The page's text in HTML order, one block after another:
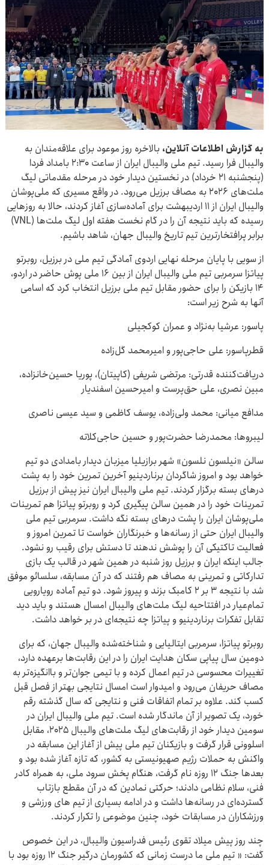
به گزارش اطلاعات آنلاین، بالاخره روز موعود برای علاقه‌مندان به
والیبال فرا رسید. تیم ملی والیبال ایران از ساعت ۲:۳۰ بامداد فردا
(پنجشنبه ۲۱ خرداد) در نخستین دیدار خود در مرحله مقدماتی لیگ
ملت‌های ۲۰۲۶ به مصاف برزیل می‌رود. در واقع مسیری که ملی‌پوشان
والیبال ایران از ۱۱ اردیبهشت برای آماده‌سازی آغاز کردند، حالا به روزهایی
رسیده که باید نتیجه آن را در گام نخست هفته اول لیگ ملت‌ها (VNL)
برابر پرافتخارترین تیم تاریخ والیبال جهان، شاهد باشیم.
از سویی با پایان مرحله نهایی اردوی آمادگی تیم ملی در برزیل، روبرتو
پیاتزا سرمربی تیم ملی والیبال ایران از بین ۱۶ ملی پوش حاضر در اردو،
۱۴ بازیکن را برای حضور مقابل تیم ملی برزیل انتخاب کرد که اسامی
آنها به شرح زیر است:
پاسور: عرشیا به‌نژاد و عمران کوکجیلی
قطرپاسور: علی حاجی‌پور و امیرمحمد گل‌زاده
دریافت‌کننده قدرتی: مرتضی شریفی (کاپیتان)، پوریا حسین‌خانزاده،
مبین نصری، علی حق‌پرست و امیرحسین اسفندیار
مدافع میانی: محمد ولی‌زاده، یوسف کاظمی و سید عیسی ناصری
لیبروها: محمدرضا حضرت‌پور و حسین حاجی‌کلاته
سالن «نیلسون نلسون» شهر برازیلیا میزبان دیدار بامدادی دو تیم
خواهد بود و امروز شاگردان برناردینیو آخرین تمرین خود را به پشت
درهای بسته برگزار کردند. تیم ملی والیبال ایران نیز پیش از برزیل
تمرینات خود را در همین سالن پیگیری کرد و روبرتو پیاتزا هم تمرینات
ملی‌پوشان ایران را پشت درهای بسته نگه داشت. سرمربی تیم ملی
والیبال ایران حتی از رسانه‌ها و خبرنگاران خواست تا تمرین امروز و
فعالیت تاکتیکی آن را پوشش ندهند تا دستش برای رقیب رو نشود.
جالب اینکه ایران و برزیل روز شنبه در همین شهر در قالب یک بازی
تدارکاتی و تمرینی به مصاف هم رفتند که در آن مسابقه، سلسائو موفق
شد با نتیجه ۳ بر ۲ کامبک بزند و پیروز شود. دو تیم آماده رویارویی
تمام‌عیار در افتتاحیه لیگ ملت‌های والیبال امسال هستند و باید دید
تقابل تفکرات برناردینیو و پیاتزا چه نتیجه‌ای در بر خواهد داشت.
روبرتو پیاتزا، سرمربی ایتالیایی و شناخته‌شده والیبال جهان، که برای
دومین سال پیاپی سکان هدایت ایران را در این رقابت‌ها برعهده دارد،
تغییرات محسوسی در تیم اعمال کرده و با تیمی جوان‌تر و باانگیزه‌تر به
مصاف حریفان می‌رود و امیدوار است امسال نتایجی بهتر از فصل قبل
کسب کند. علاوه بر تمام اتفاقات فنی و نتایجی که سال گذشته رقم
خورد، یک تصویر از آن ماندگار شده است. تیم ملی والیبال ایران در
سومین دیدار خود از رقابت‌های لیگ ملت‌های والیبال ۲۰۲۵، مقابل
اسلوونی قرار گرفت و بازیکنان تیم ملی پیش از آغاز این مسابقه در
واکنش به حملات رژیم صهیونیستی به کشور، که تازه آغاز شده بود و
بعدها جنگ ۱۲ روزه نام گرفت، هنگام پخش سرود ملی، به همراه کادر
فنی، سلام نظامی دادند؛ حرکتی نمادین که در آن مقطع بازتاب
گسترده‌ای در رسانه‌ها داشت و در ادامه بسیاری از تیم های ورزشی و
ورزشکاران در مسابقات خود، چنین موضوعی را تکرار کردند.
چند روز پیش میلاد تقوی رئیس فدراسیون والیبال، در این خصوص
گفت: « تیم ملی ما درست زمانی که کشورمان درگیر جنگ ۱۲ روزه بود با